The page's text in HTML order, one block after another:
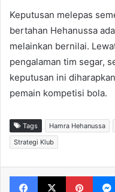
Keputusan melepas
bertahan Hehanussa
melainkan bernilai.
pengalaman tim segar,
keputusan ini
pemain kompetisi bola.
Tags Hamra Hehanussa
Strategi Klub
Facebook X Pinterest